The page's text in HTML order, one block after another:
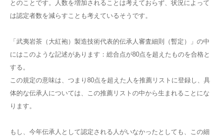
とのことです。人数を増加されることは考えておらず、状況によって
は認定者数を減らすことも考えているそうです。
「武夷岩茶（大紅袍）製造技術代表的伝承人審査細則（暫定）」の中
にはこのような記述があります：総合点が80点を超えたものを合格と
する。
この規定の意味は、つまり80点を超えた人を推薦リストに登録し、具
体的な伝承人については、この推薦リストの中から生まれることにな
ります。
もし、今年伝承人として認定される人がいなかったとしても、この細